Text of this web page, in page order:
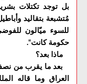
بل توجد تكتلات
مُتشبعة بتقاليد
للسوء ميّالون
حكومة كانت".
ماذا بعد؟
بعد ما يقرب من
العراق وما قاله